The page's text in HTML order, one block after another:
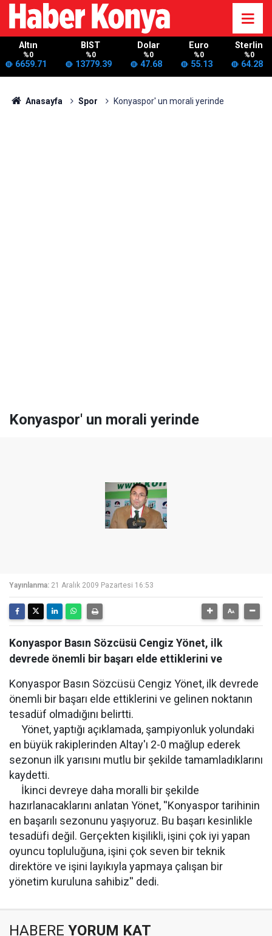
Altın
%0
6659.71
BIST
%0
13779.39
Dolar
%0
47.68
Euro
%0
55.13
Sterlin
%0
64.28
Anasayfa Spor Konyaspor' un morali yerinde
Konyaspor' un morali yerinde
Yayınlanma: 21 Aralık 2009 Pazartesi 16:53
Konyaspor Basın Sözcüsü Cengiz Yönet, ilk
devrede önemli bir başarı elde ettiklerini ve
Konyaspor Basın Sözcüsü Cengiz Yönet, ilk devrede
önemli bir başarı elde ettiklerini ve gelinen noktanın
tesadüf olmadığını belirtti.
Yönet, yaptığı açıklamada, şampiyonluk yolundaki
en büyük rakiplerinden Altay'ı 2-0 mağlup ederek
sezonun ilk yarısını mutlu bir şekilde tamamladıklarını
kaydetti.
İkinci devreye daha moralli bir şekilde
hazırlanacaklarını anlatan Yönet, ''Konyaspor tarihinin
en başarılı sezonunu yaşıyoruz. Bu başarı kesinlikle
tesadüfi değil. Gerçekten kişilikli, işini çok iyi yapan
oyuncu topluluğuna, işini çok seven bir teknik
direktöre ve işini layıkıyla yapmaya çalışan bir
yönetim kuruluna sahibiz'' dedi.
HABERE YORUM KAT